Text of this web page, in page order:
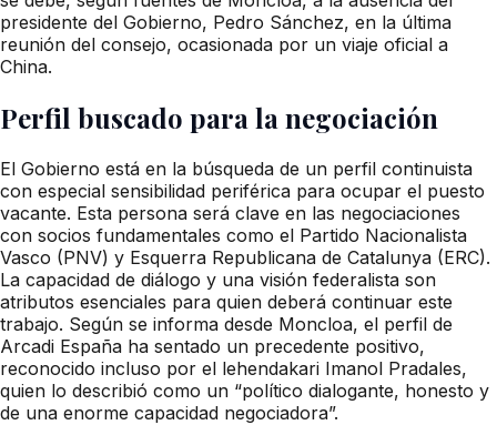
presidente del Gobierno, Pedro Sánchez, en la última
reunión del consejo, ocasionada por un viaje oficial a
China.
Perfil buscado para la negociación
El Gobierno está en la búsqueda de un perfil continuista
con especial sensibilidad periférica para ocupar el puesto
vacante. Esta persona será clave en las negociaciones
con socios fundamentales como el Partido Nacionalista
Vasco (PNV) y Esquerra Republicana de Catalunya (ERC).
La capacidad de diálogo y una visión federalista son
atributos esenciales para quien deberá continuar este
trabajo. Según se informa desde Moncloa, el perfil de
Arcadi España ha sentado un precedente positivo,
reconocido incluso por el lehendakari Imanol Pradales,
quien lo describió como un “político dialogante, honesto y
de una enorme capacidad negociadora”.